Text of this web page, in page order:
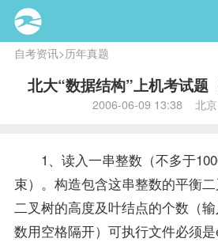
自考资讯>历年真题
北大“数据结构”上机考试题
2006-06-09 13:38 北京
1、读入一串整数（不多于
束）。构造包含这串整数的平衡
二叉树的高度及叶结点的个数（
数用空格隔开）可执行文件必须